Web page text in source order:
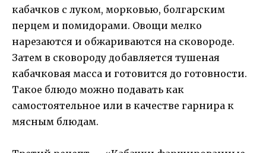
кабачков с луком, морковью, болгарским
перцем и помидорами. Овощи мелко
нарезаются и обжариваются на сковороде.
Затем в сковороду добавляется тушеная
кабачковая масса и готовится до готовности.
Такое блюдо можно подавать как
самостоятельное или в качестве гарнира к
мясным блюдам.